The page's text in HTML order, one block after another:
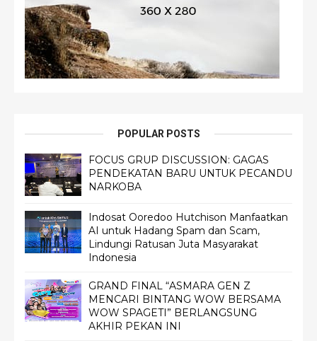
POPULAR POSTS
FOCUS GRUP DISCUSSION: GAGAS
PENDEKATAN BARU UNTUK PECANDU
NARKOBA
Indosat Ooredoo Hutchison Manfaatkan
AI untuk Hadang Spam dan Scam,
Lindungi Ratusan Juta Masyarakat
Indonesia
GRAND FINAL “ASMARA GEN Z
MENCARI BINTANG WOW BERSAMA
WOW SPAGETI” BERLANGSUNG
AKHIR PEKAN INI